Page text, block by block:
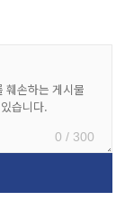
0 / 300